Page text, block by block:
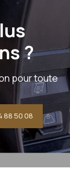
?
pour toute
88 50 08